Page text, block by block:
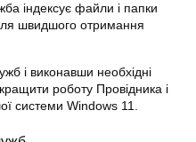
індексує файли і папки
швидшого отримання
і виконавши необхідні
роботу Провідника і
системи Windows 11.